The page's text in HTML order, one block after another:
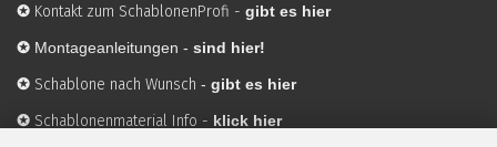
✪ Kontakt zum SchablonenProfi - gibt es hier
✪ Montageanleitungen - sind hier!
✪ Schablone nach Wunsch - gibt es hier
✪ Schablonenmaterial Info - klick hier